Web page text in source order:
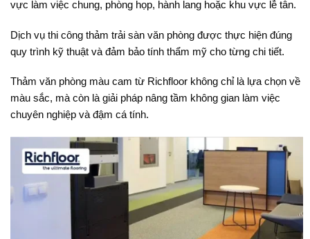
vực làm việc chung, phòng họp, hành lang hoặc khu vực lễ tân.
Dịch vụ thi công thảm trải sàn văn phòng được thực hiện đúng
quy trình kỹ thuật và đảm bảo tính thẩm mỹ cho từng chi tiết.
Thảm văn phòng màu cam từ Richfloor không chỉ là lựa chọn về
màu sắc, mà còn là giải pháp nâng tầm không gian làm việc
chuyên nghiệp và đậm cá tính.